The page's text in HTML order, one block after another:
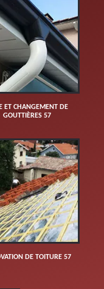
ET CHANGEMENT DE
GOUTTIÈRES 57
DE TOITURE 57